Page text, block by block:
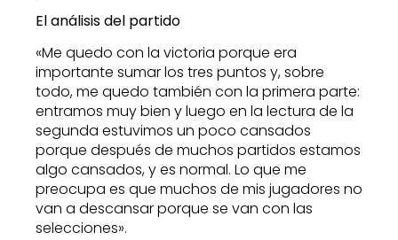
El análisis del partido
«Me quedo con la victoria porque era
importante sumar los tres puntos y, sobre
todo, me quedo también con la primera parte:
entramos muy bien y luego en la lectura de la
segunda estuvimos un poco cansados
porque después de muchos partidos estamos
algo cansados, y es normal. Lo que me
preocupa es que muchos de mis jugadores no
van a descansar porque se van con las
selecciones».